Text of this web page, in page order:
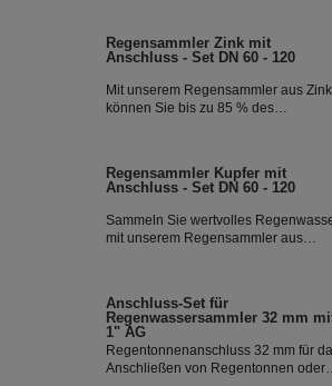
leitet zuverlässig sauberes
Regenwasser in ihre Regentonne.
Dieser Fallrohrfilter ist bereits 1000-
fach im Einsatz und wird in die ganze
Regensammler Zink mit
Anschluss - Set DN 60 - 120
Mit unserem Regensammler aus Zink
können Sie bis zu 85 % des
lässt sich durch das Schiebeteil
ein- und ausbauen. Der flexible
Schlauchanschluss mit einer Länge
von 350 mm macht die Installation
besonders einfach.
Regensammler Kupfer mit
Anschluss - Set DN 60 - 120
Sammeln Sie wertvolles
mit unserem Regensammler aus
installieren. Damit können Sie bis zu
85 % des anfallenden
sammeln und in Ihre Regentonne
leiten.
Anschluss-Set für
Regenwassersammler 32 mm
1" AG
Regentonnenanschluss 32 mm für
Anschließen von Regentonnen oder